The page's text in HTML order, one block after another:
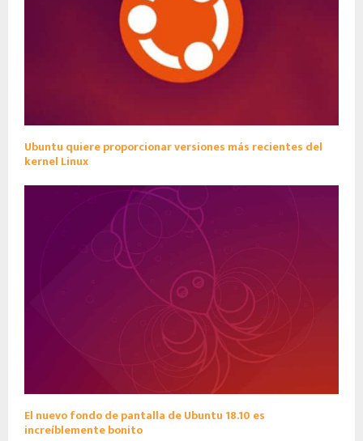
Ubuntu quiere proporcionar versiones más recientes del
kernel Linux
El nuevo fondo de pantalla de Ubuntu 18.10 es
increíblemente bonito